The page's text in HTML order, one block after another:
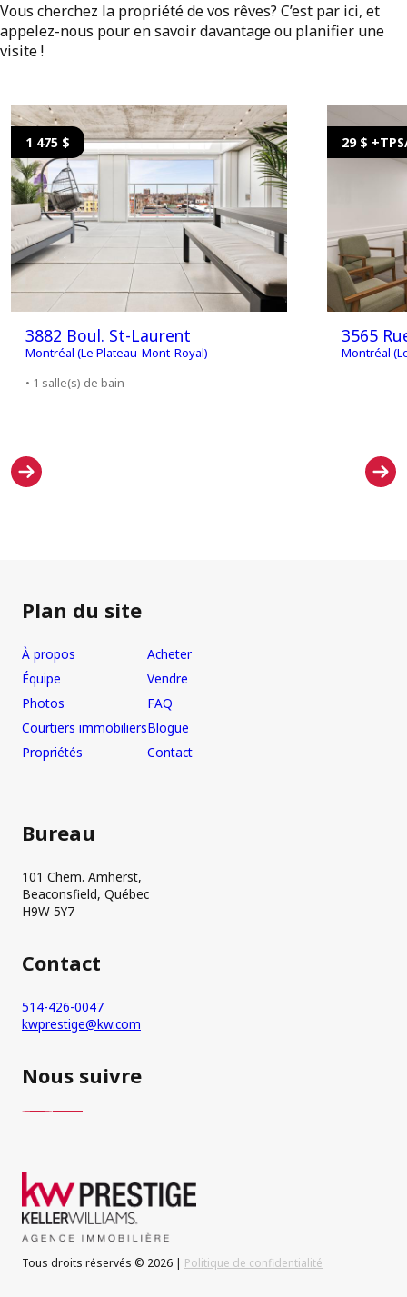
Vous cherchez la propriété de vos rêves? C’est par ici, et
appelez-nous pour en savoir davantage ou planifier une
visite !
1 475 $
3882 Boul. St-Laurent
Montréal (Le Plateau-Mont-Royal)
• 1 salle(s) de bain
29 $
3565
Montréal
Plan du site
À propos
Équipe
Photos
Courtiers immobiliers
Propriétés
Acheter
Vendre
FAQ
Blogue
Contact
Bureau
101 Chem. Amherst,
Beaconsfield, Québec
H9W 5Y7
Contact
514-426-0047
kwprestige@kw.com
Nous suivre
Tous droits réservés © 2026 | Politique de confidentialité